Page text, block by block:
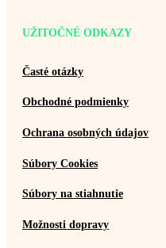
UŽITOČNÉ ODKAZY
Časté otázky
Obchodné podmienky
Ochrana osobných údajov
Súbory Cookies
Súbory na stiahnutie
Možnosti dopravy